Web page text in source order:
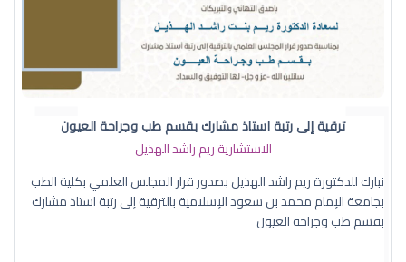
ترقية إلى رتبة استاذ مشارك بقسم طب وجراحة العيون
الاستشارية ريم راشد الهذيل
نبارك للدكتورة ريم راشد الهذيل بصدور قرار المجلس العلمي بكلية الطب
بجامعة الإمام محمد بن سعود الإسلامية بالترقية إلى رتبة استاذ مشارك
بقسم طب وجراحة العيون